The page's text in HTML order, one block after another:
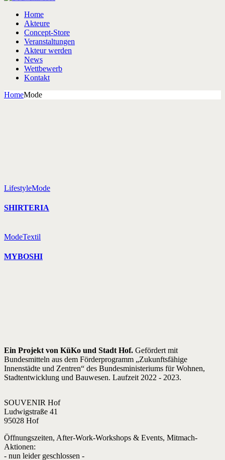
Home
Akteure
Concept-Store
Veranstaltungen
Akteur werden
News
Wettbewerb
Kontakt
HomeMode
LifestyleMode
SHIRTERIA
ModeTextil
MYBOSHI
Ein Projekt von KüKo und Stadt Hof. Gefördert mit
Bundesmitteln aus dem Förderprogramm „Zukunftsfähige
Innenstädte und Zentren“ des Bundesministeriums für Wohnen,
Stadtentwicklung und Bauwesen. Laufzeit 2022 - 2023.
SOUVENIR Hof
Ludwigstraße 41
95028 Hof
Öffnungszeiten, After-Work-Workshops & Events, Mitmach-
Aktionen:
- nun leider geschlossen -